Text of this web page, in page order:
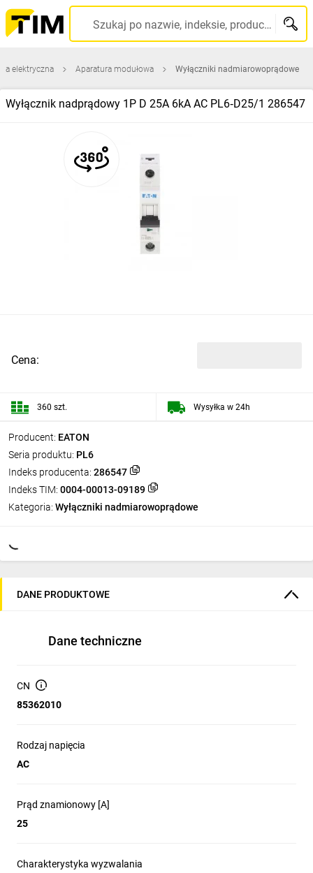
Szukaj po nazwie, indeksie, producencie, kodzie kreskowym...
elektryczna Aparatura modułowa Wyłączniki nadmiarowoprądowe
Wyłącznik nadprądowy 1P D 25A 6kA AC PL6‑D25/1 286547
Producent: EATON
Seria produktu: PL6
Indeks producenta: 286547
Indeks TIM: 0004-00013-09189
Kategoria: Wyłączniki nadmiarowoprądowe
Cena:
360 szt. Wysyłka w 24h
DANE PRODUKTOWE
Dane techniczne
CN
85362010
Rodzaj napięcia
AC
Prąd znamionowy [A]
25
Charakterystyka wyzwalania